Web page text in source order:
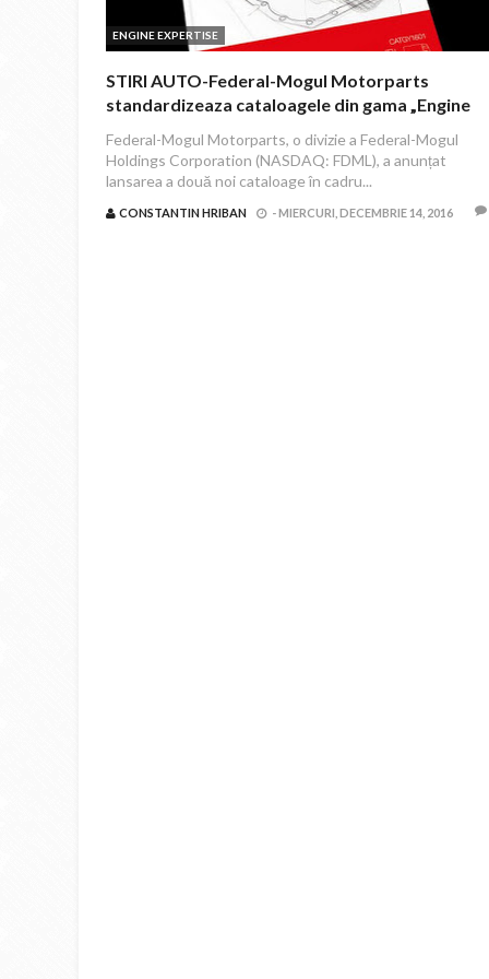
ENGINE EXPERTISE
STIRI AUTO-Federal-Mogul Motorparts
standardizeaza cataloagele din gama „Engine
Glyco
Federal-Mogul Motorparts, o divizie a Federal-Mogul
Holdings Corporation (NASDAQ: FDML), a anunțat
lansarea a două noi cataloage în cadru...
CONSTANTIN HRIBAN -MIERCURI, DECEMBRIE 14, 2016